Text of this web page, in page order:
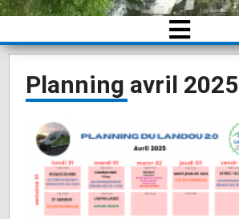
Planning avril 2025